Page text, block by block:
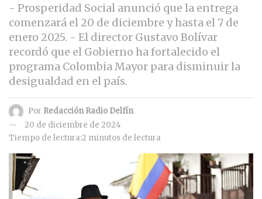
- Prosperidad Social anunció que la entrega
comenzará el 20 de diciembre y hasta el 7 de
enero 2025. - El director Gustavo Bolívar
recordó que el Gobierno ha fortalecido el
programa Colombia Mayor para disminuir la
desigualdad en el país.
Por Redacción Radio Delfín
20 de diciembre de 2024
Tiempo de lectura:2 minutos de lectura